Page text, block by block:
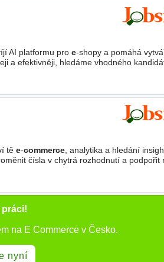
AI platformu pro e-shopy a pomáhá
a efektivněji, hledáme vhodného
tě e-commerce, analytika a hledání
čísla v chytrá rozhodnutí a podpořit
práci!
na E Commerce v Česko.
nyní